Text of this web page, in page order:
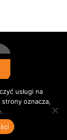
Do pobrania
zastrzeżone |
usługi na
oznacza,